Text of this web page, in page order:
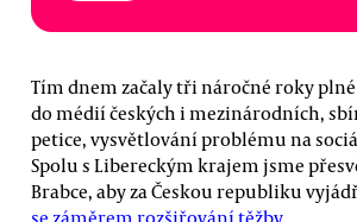
Tím dnem začaly tři náročné roky
do médií českých i mezinárodních,
petice, vysvětlování problému na
Spolu s Libereckým krajem jsme
Brabce, aby za Českou republiku
se záměrem rozšiřování těžby.